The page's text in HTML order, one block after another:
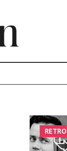
RETRO